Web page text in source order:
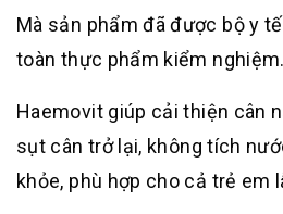
Mà sản phẩm đã được bộ y
toàn thực phẩm kiểm nghiệm.
Haemovit giúp cải thiện cân
sụt cân trở lại, không tích
khỏe, phù hợp cho cả trẻ em